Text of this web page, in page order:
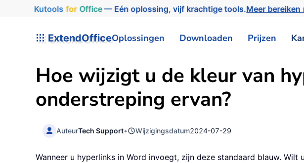
Kutools for Office— Eén oplossing, vijf krachtige tools.Meer
ExtendOfficeOplossingen Downloaden Prijzen
Hoe wijzigt u de kleur van
onderstreping ervan?
AuteurTech Support• Wijzigingsdatum2024-07-29
Wanneer u hyperlinks in Word invoegt, zijn deze standaard blauw.